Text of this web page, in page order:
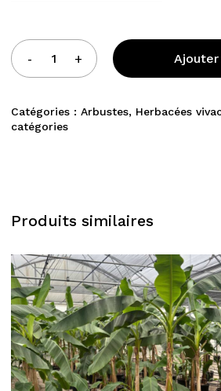
Ajouter
Catégories : Arbustes, Herbacées
catégories
Produits similaires